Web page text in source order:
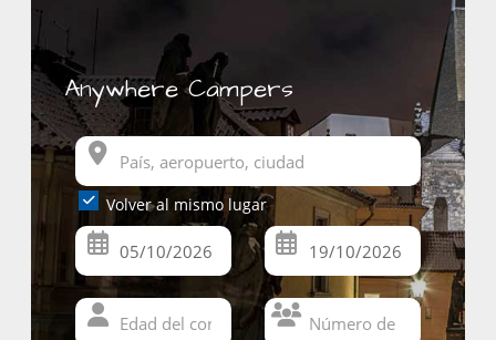
Anywhere Campers
Volver al mismo lugar